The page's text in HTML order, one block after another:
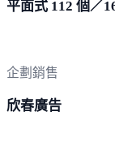
平面式 112 個／
企劃銷售
欣春廣告